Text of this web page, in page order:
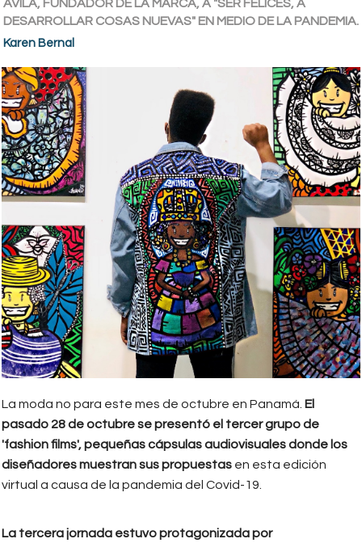
ÁVILA, FUNDADOR DE LA MARCA, A "SER FELICES, A
DESARROLLAR COSAS NUEVAS" EN MEDIO DE LA PANDEMIA.
Karen Bernal
La moda no para este mes de octubre en Panamá. El
pasado 28 de octubre se presentó el tercer grupo de
'fashion films', pequeñas cápsulas audiovisuales donde los
diseñadores muestran sus propuestas en esta edición
virtual a causa de la pandemia del Covid-19.
La tercera jornada estuvo protagonizada por